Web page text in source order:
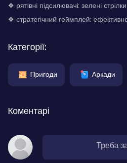
❖ рятівні підсилювачі: зелені
❖ стратегічний геймплей:
Категорії:
Пригоди Аркади
Коментарі
Треба